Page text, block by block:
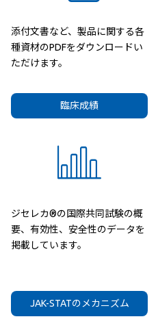
添付文書など、製品に関する各
種資材のPDFをダウンロードい
ただけます。
臨床成績
ジセレカ®の国際共同試験の概
要、有効性、安全性のデータを
掲載しています。
JAK-STATのメカニズム